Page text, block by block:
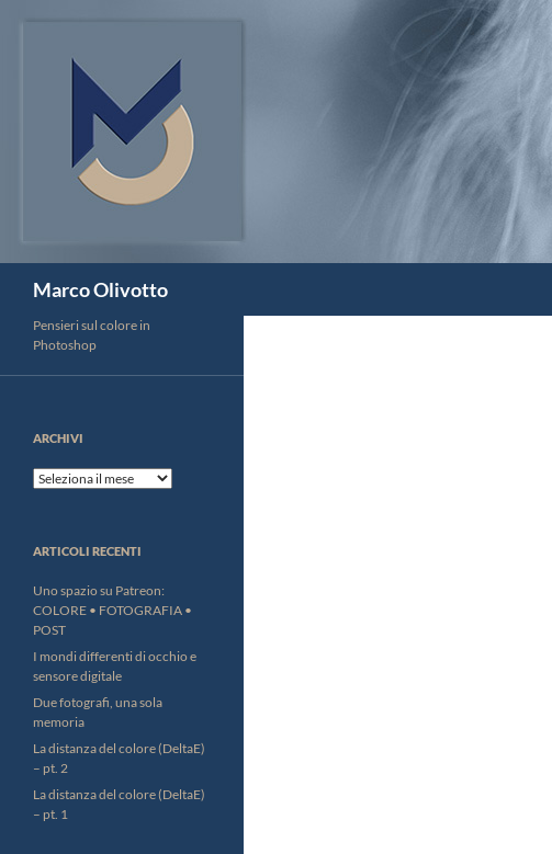
contenuto
Marco Olivotto
Pensieri sul colore in
Photoshop
ARCHIVI
Archivi
ARTICOLI RECENTI
Uno spazio su Patreon:
COLORE • FOTOGRAFIA •
POST
I mondi differenti di occhio e
sensore digitale
Due fotografi, una sola
memoria
La distanza del colore (DeltaE)
– pt. 2
La distanza del colore (DeltaE)
– pt. 1